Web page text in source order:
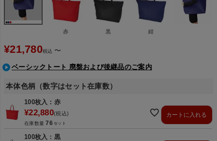
赤 黒 紺
¥21,780税込 〜
ベーシックトート 廃盤および後継品のご案内
本体色柄（数字はセット在庫数）
100枚入：赤
¥22,880 税込
在庫数量 76
カートに入れる
100枚入：黒